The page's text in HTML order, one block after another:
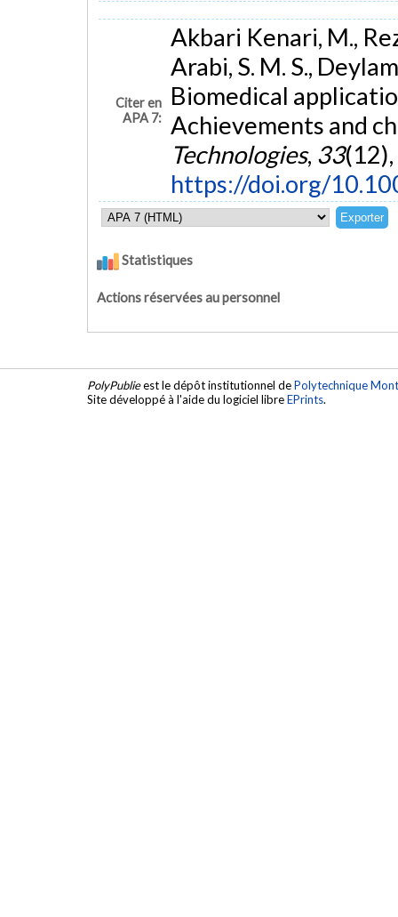
Citer en
APA 7:
Akbari Kenari, M.,
Arabi, S. M. S.,
Biomedical
Achievements and
Technologies, 33
https://doi.org/
Statistiques
Actions réservées au personnel
PolyPublieest le dépôt institutionnel dePolytechnique
Site développé à l'aide du logiciel libreEPrints.